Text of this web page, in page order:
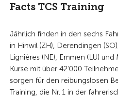
Facts TCS Training
Jährlich finden in den sechs
in Hinwil (ZH), Derendingen
Lignières (NE), Emmen (LU)
Kurse mit über 42'000
sorgen für den reibungslosen
Training, die Nr. 1 in der